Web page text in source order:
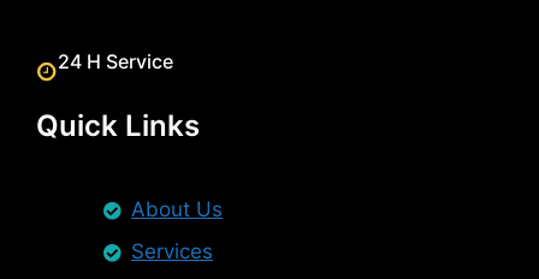
24 H Service
Quick Links
About Us
Services